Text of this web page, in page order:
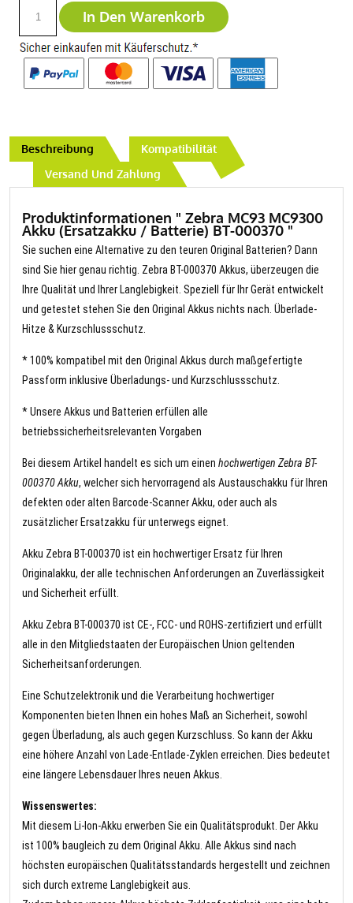
In Den Warenkorb
Beschreibung
Kompatibilität
Versand Und Zahlung
Produktinformationen " Zebra MC93 MC9300
Akku (Ersatzakku / Batterie) BT-000370 "
Sie suchen eine Alternative zu den teuren Original Batterien? Dann
sind Sie hier genau richtig. Zebra BT-000370 Akkus, überzeugen die
Ihre Qualität und Ihrer Langlebigkeit. Speziell für Ihr Gerät entwickelt
und getestet stehen Sie den Original Akkus nichts nach. Überlade-
Hitze & Kurzschlussschutz.
* 100% kompatibel mit den Original Akkus durch maßgefertigte
Passform inklusive Überladungs- und Kurzschlussschutz.
* Unsere Akkus und Batterien erfüllen alle
betriebssicherheitsrelevanten Vorgaben
Bei diesem Artikel handelt es sich um einen hochwertigen Zebra BT-
000370 Akku, welcher sich hervorragend als Austauschakku für Ihren
defekten oder alten Barcode-Scanner Akku, oder auch als
zusätzlicher Ersatzakku für unterwegs eignet.
Akku Zebra BT-000370 ist ein hochwertiger Ersatz für Ihren
Originalakku, der alle technischen Anforderungen an Zuverlässigkeit
und Sicherheit erfüllt.
Akku Zebra BT-000370 ist CE-, FCC- und ROHS-zertifiziert und erfüllt
alle in den Mitgliedstaaten der Europäischen Union geltenden
Sicherheitsanforderungen.
Eine Schutzelektronik und die Verarbeitung hochwertiger
Komponenten bieten Ihnen ein hohes Maß an Sicherheit, sowohl
gegen Überladung, als auch gegen Kurzschluss. So kann der Akku
eine höhere Anzahl von Lade-Entlade-Zyklen erreichen. Dies bedeutet
eine längere Lebensdauer Ihres neuen Akkus.
Wissenswertes:
Mit diesem Li-Ion-Akku erwerben Sie ein Qualitätsprodukt. Der Akku
ist 100% baugleich zu dem Original Akku. Alle Akkus sind nach
höchsten europäischen Qualitätsstandards hergestellt und zeichnen
sich durch extreme Langlebigkeit aus.